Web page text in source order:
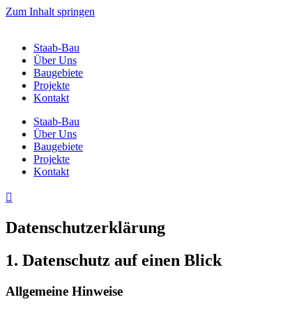
Zum Inhalt springen
Staab-Bau
Über Uns
Baugebiete
Projekte
Kontakt
Staab-Bau
Über Uns
Baugebiete
Projekte
Kontakt
Datenschutz­erklärung
1. Datenschutz auf einen Blick
Allgemeine Hinweise